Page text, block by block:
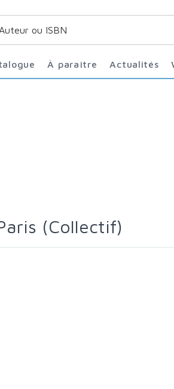
À paraître Actualités
(Collectif)